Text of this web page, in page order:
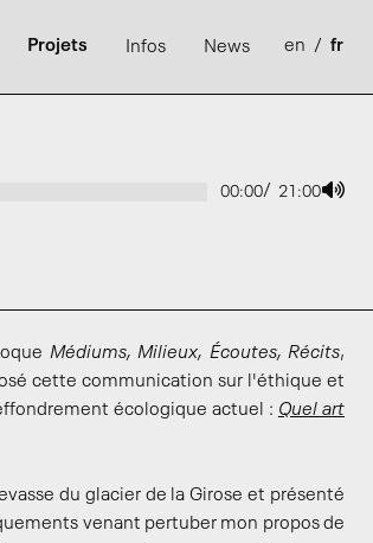
Projets Infos News en / fr
00:00/ 21:00
Médiums, Milieux, Écoutes, Récits,
cette communication sur l'éthique et
écologique actuel : Quel art
du glacier de la Girose et présenté
venant pertuber mon propos de